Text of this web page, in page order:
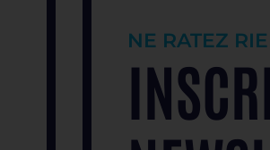
NE RATEZ